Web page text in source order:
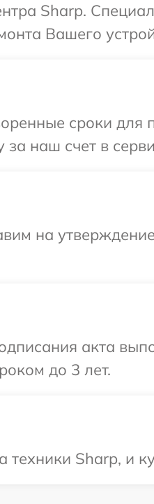
Sharp.
Вашего
сроки для
наш счет в
на
акта
до 3 лет.
Sharp, и